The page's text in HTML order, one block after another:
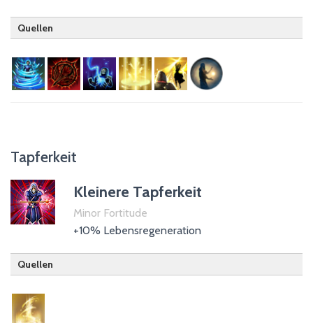
Quellen
Nachtklinge
Nekromant
Tapferkeit
Kleinere Tapferkeit
Minor Fortitude
+10% Lebensregeneration
Quellen